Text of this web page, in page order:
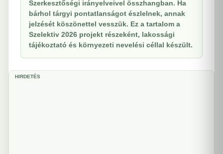
Szerkesztőségi irányelveivel összhangban. Ha
bárhol tárgyi pontatlanságot észlelnek, annak
jelzését köszönettel vesszük. Ez a tartalom a
Szelektiv 2026 projekt részeként, lakossági
tájékoztató és környezeti nevelési céllal készült.
HIRDETÉS